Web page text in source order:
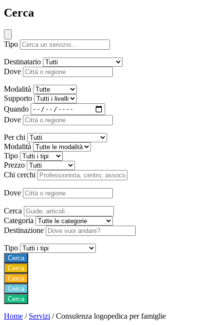
Cerca
Tipo
Destinatario
Dove
Modalità
Supporto
Quando
Dove
Per chi
Modalità
Tipo
Prezzo
Chi cerchi
Dove
Cerca
Categoria
Destinazione
Tipo
Cerca
Cerca
Cerca
Cerca
Cerca
Home / Servizi / Consulenza logopedica per famiglie